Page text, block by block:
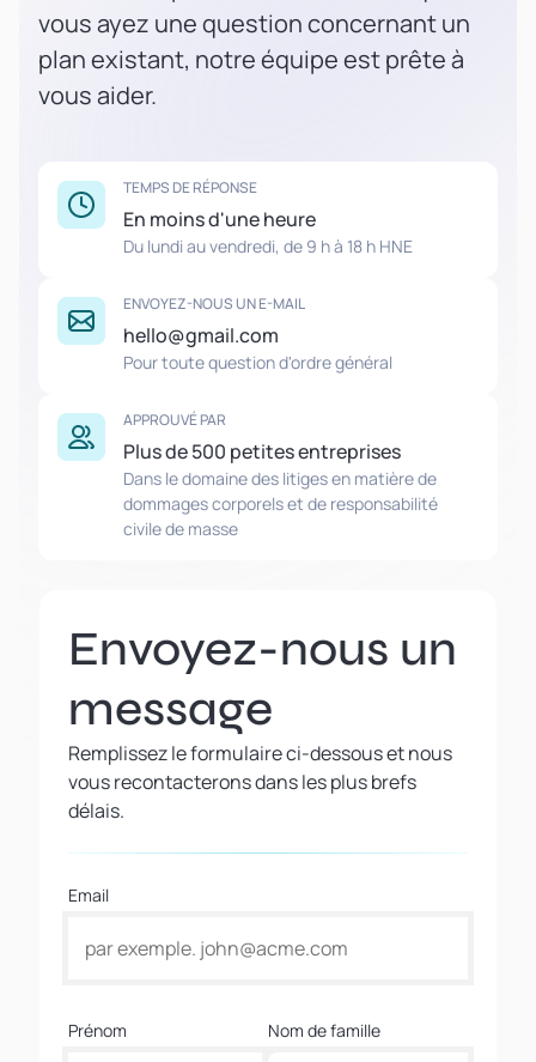
vous ayez une question concernant un
plan existant, notre équipe est prête à
vous aider.
TEMPS DE RÉPONSE
En moins d'une heure
Du lundi au vendredi, de 9 h à 18 h HNE
ENVOYEZ-NOUS UN E-MAIL
hello@gmail.com
Pour toute question d'ordre général
APPROUVÉ PAR
Plus de 500 petites entreprises
Dans le domaine des litiges en matière de
dommages corporels et de responsabilité
civile de masse
Envoyez-nous un
message
Remplissez le formulaire ci-dessous et nous
vous recontacterons dans les plus brefs
délais.
Email
Prénom Nom de famille